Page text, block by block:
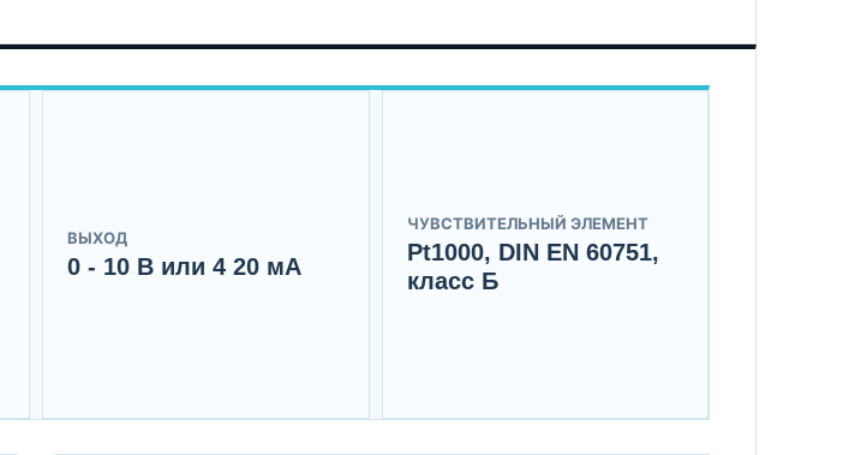
ВЫХОД
0 - 10 В или 4 20 мА
ЧУВСТВИТЕЛЬНЫЙ ЭЛЕМЕНТ
Pt1000, DIN EN 60751,
класс Б